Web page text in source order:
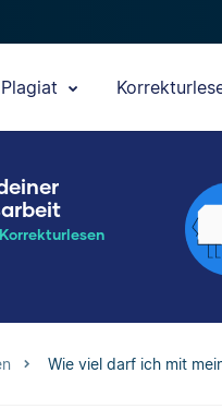
Plagiat
Wie viel darf ich mit